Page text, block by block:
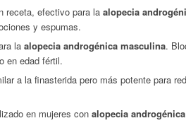
receta, efectivo para la alopecia
y espumas.
la alopecia androgénica masculina.
en edad fértil.
a la finasterida pero más potente para
en mujeres con alopecia